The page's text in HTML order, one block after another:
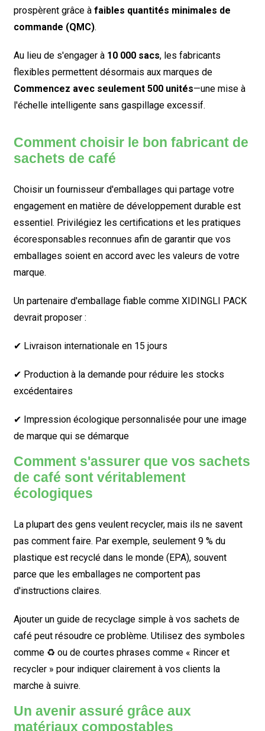
prospèrent grâce à faibles quantités minimales de
commande (QMC).
Au lieu de s'engager à 10 000 sacs, les fabricants
flexibles permettent désormais aux marques de
Commencez avec seulement 500 unités—une mise à
l'échelle intelligente sans gaspillage excessif.
Comment choisir le bon fabricant de
sachets de café
Choisir un fournisseur d'emballages qui partage votre
engagement en matière de développement durable est
essentiel. Privilégiez les certifications et les pratiques
écoresponsables reconnues afin de garantir que vos
emballages soient en accord avec les valeurs de votre
marque.
Un partenaire d'emballage fiable comme XIDINGLI PACK
devrait proposer :
✔ Livraison internationale en 15 jours
✔ Production à la demande pour réduire les stocks
excédentaires
✔ Impression écologique personnalisée pour une image
de marque qui se démarque
Comment s'assurer que vos sachets
de café sont véritablement
écologiques
La plupart des gens veulent recycler, mais ils ne savent
pas comment faire. Par exemple, seulement 9 % du
plastique est recyclé dans le monde (EPA), souvent
parce que les emballages ne comportent pas
d'instructions claires.
Ajouter un guide de recyclage simple à vos sachets de
café peut résoudre ce problème. Utilisez des symboles
comme ♻️ ou de courtes phrases comme « Rincer et
recycler » pour indiquer clairement à vos clients la
marche à suivre.
Un avenir assuré grâce aux
matériaux compostables